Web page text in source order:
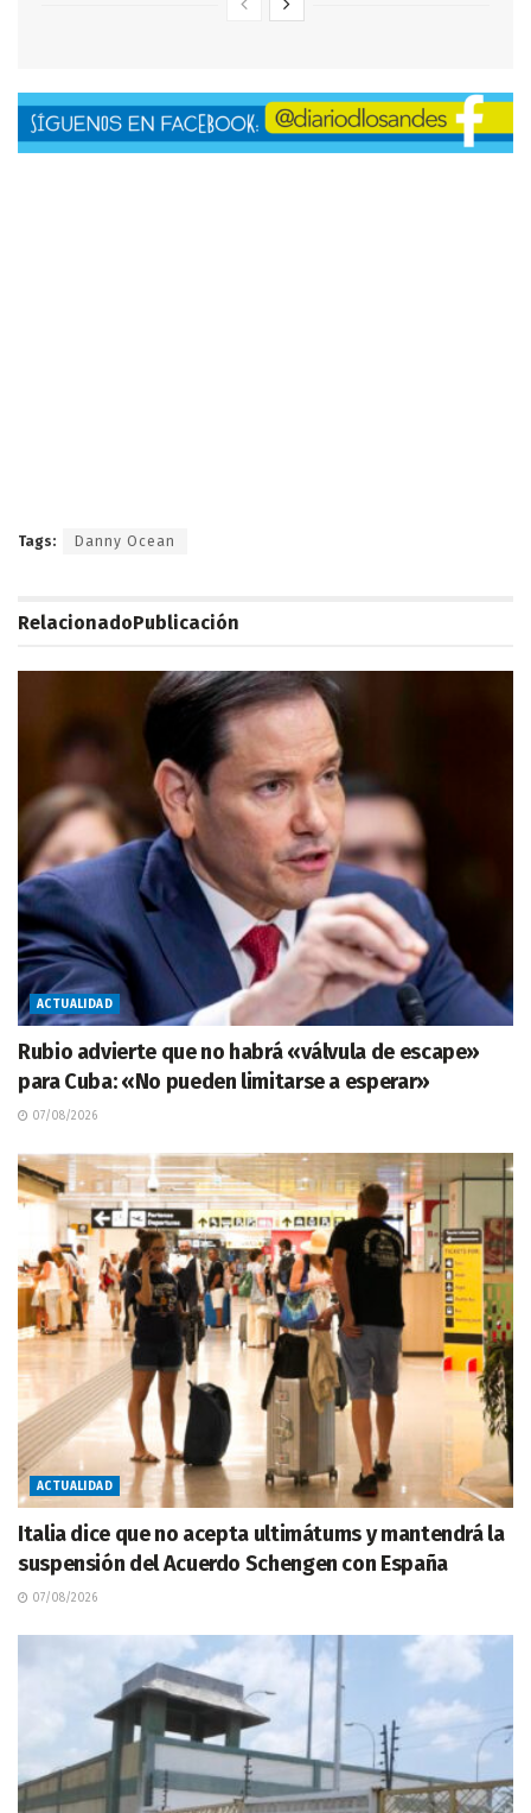
Tags: Danny Ocean
RelacionadoPublicación
ACTUALIDAD
Rubio advierte que no habrá «válvula de escape»
para Cuba: «No pueden limitarse a esperar»
07/08/2026
ACTUALIDAD
Italia dice que no acepta ultimátums y mantendrá la
suspensión del Acuerdo Schengen con España
07/08/2026